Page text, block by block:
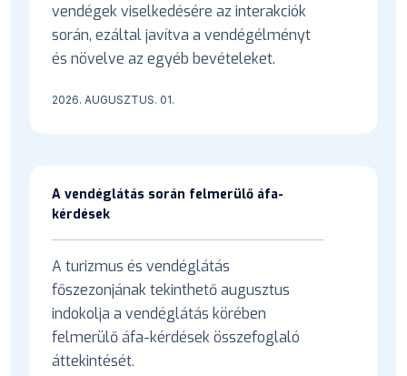
vendégek viselkedésére az interakciók
során, ezáltal javítva a vendégélményt
és növelve az egyéb bevételeket.
2026. AUGUSZTUS. 01.
A vendéglátás során felmerülő áfa-
kérdések
A turizmus és vendéglátás
főszezonjának tekinthető augusztus
indokolja a vendéglátás körében
felmerülő áfa-kérdések összefoglaló
áttekintését.